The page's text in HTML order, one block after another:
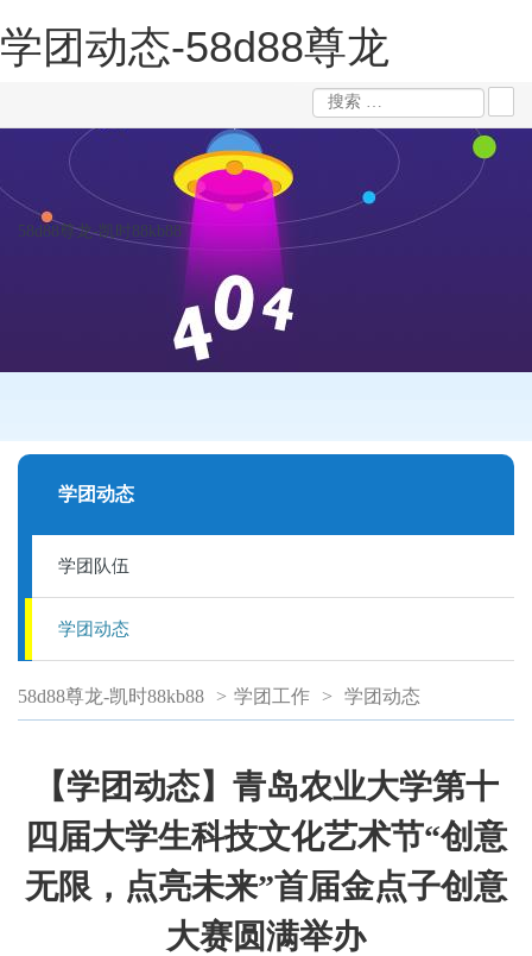
学团动态-58d88尊龙
58d88尊龙-凯时88kb88
学团动态
学团队伍
学团动态
58d88尊龙-凯时88kb88 > 学团工作 > 学团动态
【学团动态】青岛农业大学第十
四届大学生科技文化艺术节“创意
无限，点亮未来”首届金点子创意
大赛圆满举办